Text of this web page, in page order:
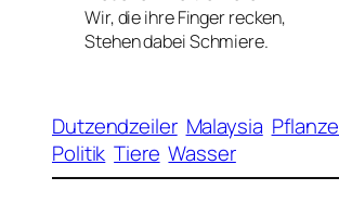
Wir, die ihre Finger recken,
Stehen dabei Schmiere.
Dutzendzeiler Malaysia
Politik Tiere Wasser